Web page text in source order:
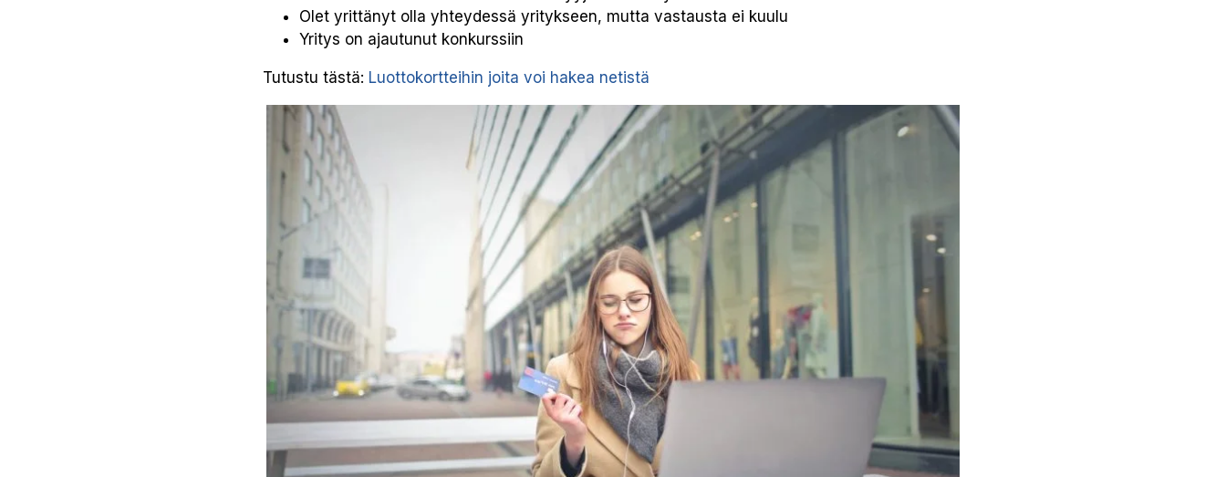
Olet yrittänyt olla yhteydessä yritykseen, mutta vastausta ei kuulu
Yritys on ajautunut konkurssiin
Tutustu tästä: Luottokortteihin joita voi hakea netistä